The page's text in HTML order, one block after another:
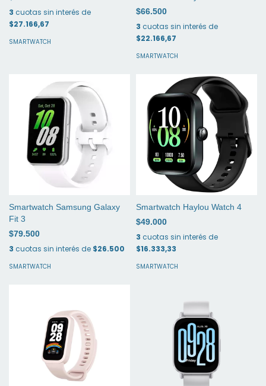
3 cuotas sin interés de
$27.166,67
SMARTWATCH
$66.500
3 cuotas sin interés de
$22.166,67
SMARTWATCH
Smartwatch Samsung Galaxy
Fit 3
$79.500
3 cuotas sin interés de $26.500
SMARTWATCH
Smartwatch Haylou Watch 4
$49.000
3 cuotas sin interés de
$16.333,33
SMARTWATCH